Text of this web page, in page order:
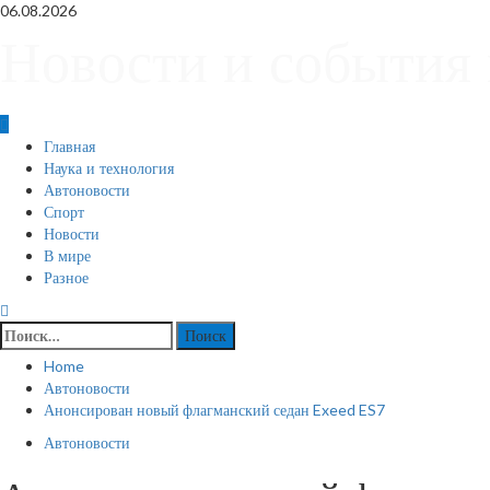
Skip
06.08.2026
Primary
Menu
Главная
Наука и технология
Автоновости
Спорт
Новости
В мире
Разное
Найти:
Home
Автоновости
Анонсирован новый флагманский седан Exeed ES7
Автоновости